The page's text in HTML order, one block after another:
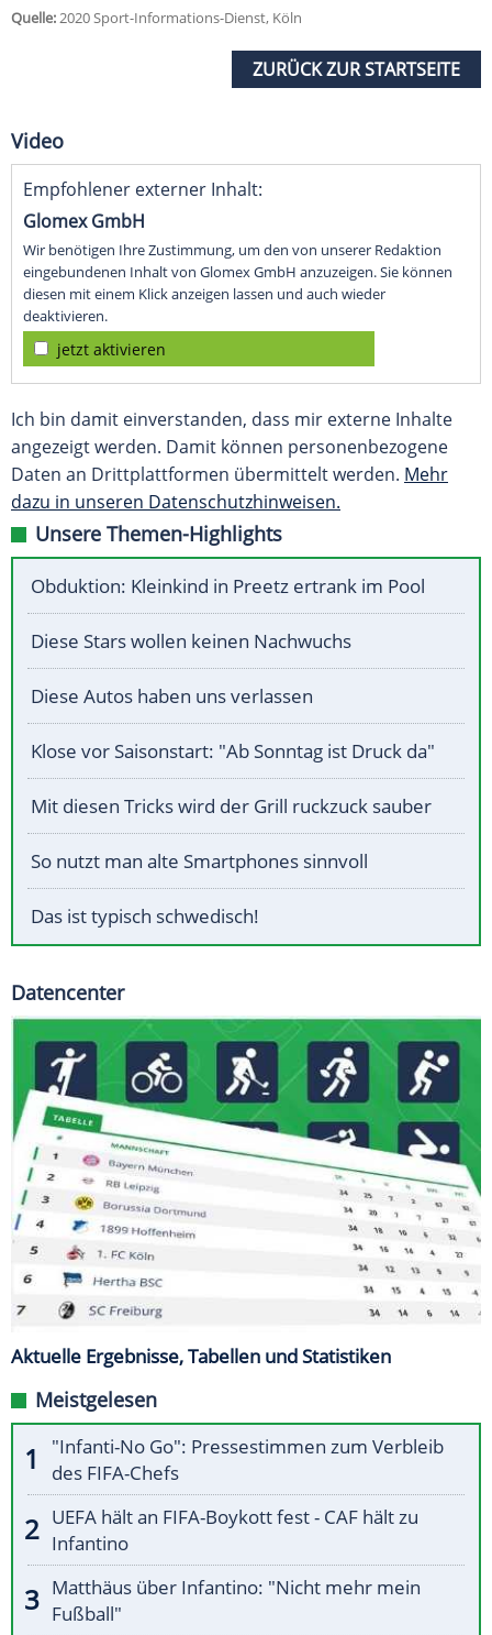
Quelle:2020 Sport-Informations-Dienst, Köln
ZURÜCK ZUR STARTSEITE
Video
Empfohlener externer Inhalt:
Glomex GmbH
Wir benötigen Ihre Zustimmung, um den von unserer Redaktion
eingebundenen Inhalt von Glomex GmbH anzuzeigen. Sie können
diesen mit einem Klick anzeigen lassen und auch wieder
deaktivieren.
jetzt aktivieren
Ich bin damit einverstanden, dass mir externe Inhalte
angezeigt werden. Damit können personenbezogene
Daten an Drittplattformen übermittelt werden. Mehr
dazu in unseren Datenschutzhinweisen.
Unsere Themen-Highlights
Obduktion: Kleinkind in Preetz ertrank im Pool
Diese Stars wollen keinen Nachwuchs
Diese Autos haben uns verlassen
Klose vor Saisonstart: "Ab Sonntag ist Druck da"
Mit diesen Tricks wird der Grill ruckzuck sauber
So nutzt man alte Smartphones sinnvoll
Das ist typisch schwedisch!
Datencenter
Aktuelle Ergebnisse, Tabellen und Statistiken
Meistgelesen
"Infanti-No Go": Pressestimmen zum Verbleib
des FIFA-Chefs
UEFA hält an FIFA-Boykott fest - CAF hält zu
Infantino
Matthäus über Infantino: "Nicht mehr mein
Fußball"